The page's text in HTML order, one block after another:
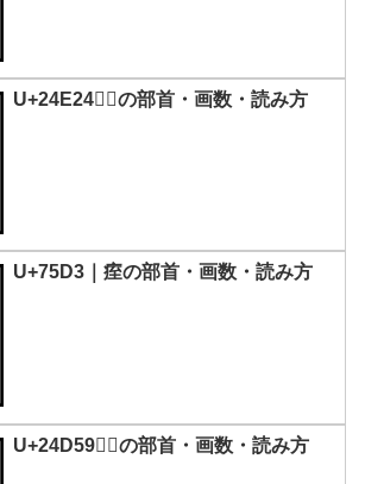
U+24E24｜𤸤の部首・画数・読み方
U+75D3｜痓の部首・画数・読み方
U+24D59｜𤵙の部首・画数・読み方